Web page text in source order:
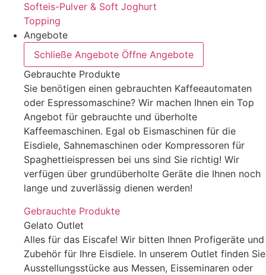
Softeis-Pulver & Soft Joghurt
Topping
Angebote
Schließe Angebote Öffne Angebote
Gebrauchte Produkte
Sie benötigen einen gebrauchten Kaffeeautomaten
oder Espressomaschine? Wir machen Ihnen ein Top
Angebot für gebrauchte und überholte
Kaffeemaschinen. Egal ob Eismaschinen für die
Eisdiele, Sahnemaschinen oder Kompressoren für
Spaghettieispressen bei uns sind Sie richtig! Wir
verfügen über grundüberholte Geräte die Ihnen noch
lange und zuverlässig dienen werden!
Gebrauchte Produkte
Gelato Outlet
Alles für das Eiscafe! Wir bitten Ihnen Profigeräte und
Zubehör für Ihre Eisdiele. In unserem Outlet finden Sie
Ausstellungsstücke aus Messen, Eisseminaren oder